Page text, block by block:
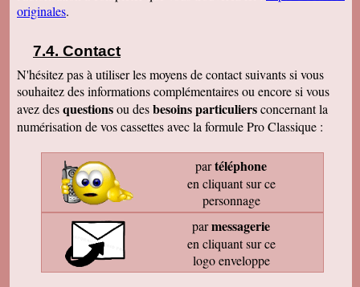
originales.
Contact
N'hésitez pas à utiliser les moyens de contact suivants si vous
souhaitez des informations complémentaires ou encore si vous
avez desquestionsou desbesoins particuliersconcernant la
numérisation de vos cassettes avec la formule Pro Classique :
partéléphone
en cliquant sur ce
personnage
parmessagerie
en cliquant sur ce
logo enveloppe